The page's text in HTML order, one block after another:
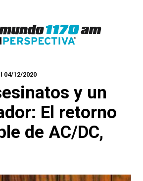
04/12/2020
y un
El retorno
de AC/DC,